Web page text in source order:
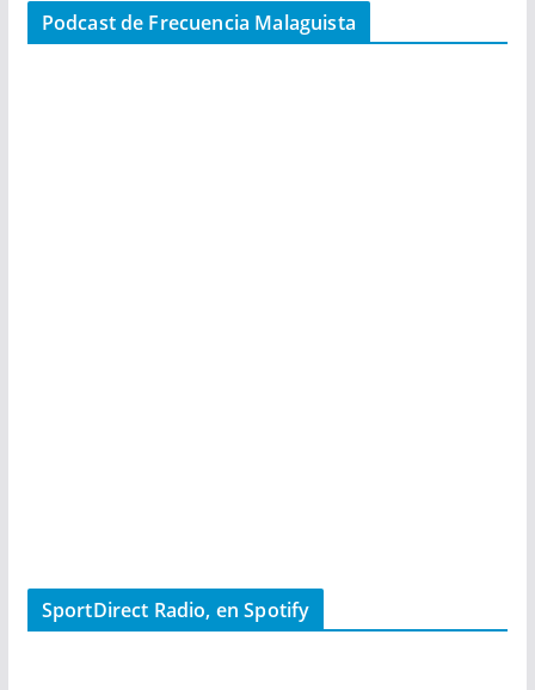
Podcast de Frecuencia Malaguista
SportDirect Radio, en Spotify